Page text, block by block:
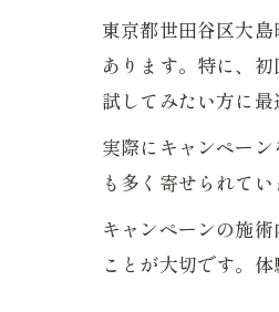
東京都世田谷区大
あります。特に、
試してみたい方に最
実際にキャンペー
も多く寄せられて
キャンペーンの施
ことが大切です。